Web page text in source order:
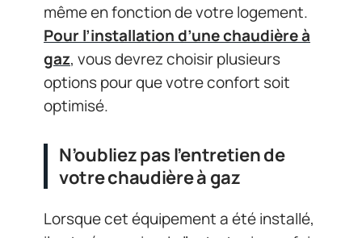
même en fonction de votre logement.
Pour l’installation d’une chaudière à
gaz, vous devrez choisir plusieurs
options pour que votre confort soit
optimisé.
N’oubliez pas l’entretien de
votre chaudière à gaz
Lorsque cet équipement a été installé,